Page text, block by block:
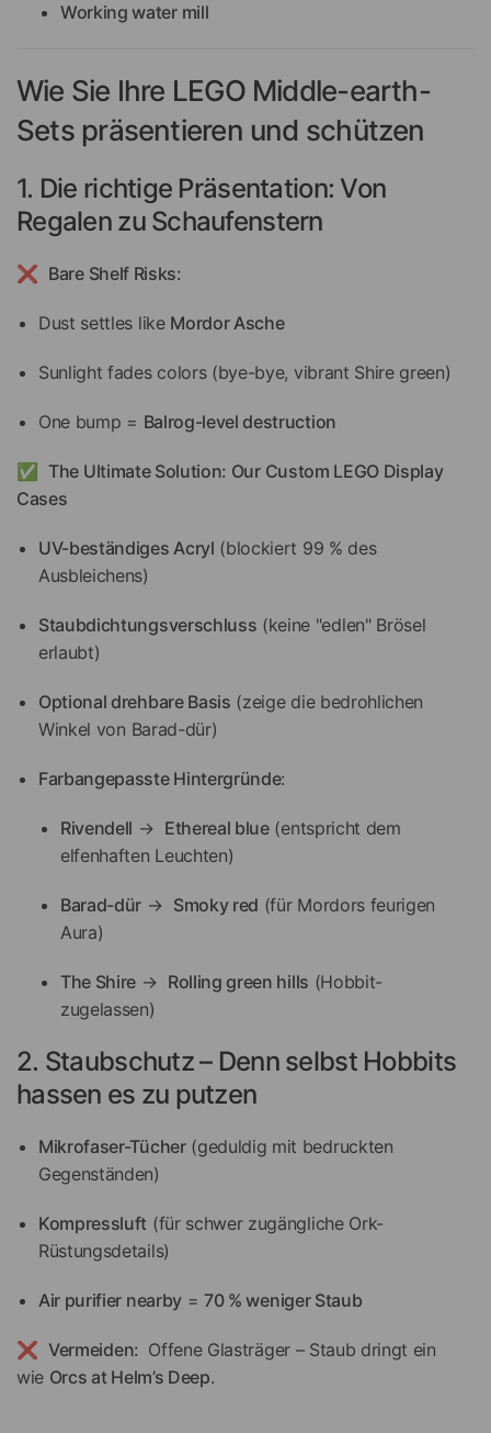
Working water mill
Wie Sie Ihre LEGO Middle-earth-
Sets präsentieren und schützen
1. Die richtige Präsentation: Von
Regalen zu Schaufenstern
❌ Bare Shelf Risks:
Dust settles like Mordor Asche
Sunlight fades colors (bye-bye, vibrant Shire green)
One bump = Balrog-level destruction
✅
The Ultimate Solution: Our Custom LEGO Display
Cases
UV-beständiges Acryl (blockiert 99 % des
Ausbleichens)
Staubdichtungsverschluss (keine "edlen" Brösel
erlaubt)
Optional drehbare Basis (zeige die bedrohlichen
Winkel von Barad-dür)
Farbangepasste Hintergründe:
Rivendell → Ethereal blue (entspricht dem
elfenhaften Leuchten)
Barad-dür → Smoky red (für Mordors feurigen
Aura)
The Shire → Rolling green hills (Hobbit-
zugelassen)
2. Staubschutz – Denn selbst Hobbits
hassen es zu putzen
Mikrofaser-Tücher (geduldig mit bedruckten
Gegenständen)
Kompressluft (für schwer zugängliche Ork-
Rüstungsdetails)
Air purifier nearby = 70 % weniger Staub
❌ Vermeiden: Offene Glasträger – Staub dringt ein
wie Orcs at Helm’s Deep.